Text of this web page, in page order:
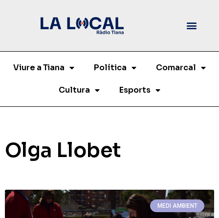
Viure a Tiana Política Comarcal
Cultura Esports
Olga Llobet
MEDI AMBIENT